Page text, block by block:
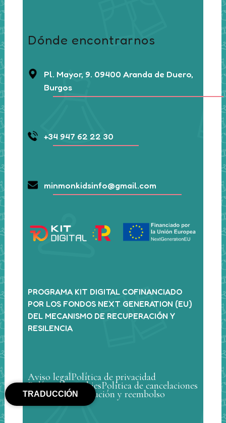
Dónde encontrarnos
Pl. Mayor, 9. 09400 Aranda de Duero,
Burgos
+34 947 62 22 30
minmonkidsinfo@gmail.com
PROGRAMA KIT DIGITAL COFINANCIADO
POR LOS FONDOS NEXT GENERATION (EU)
DEL MECANISMO DE RECUPERACIÓN Y
RESILENCIA
Aviso legalPolítica de privacidad
Política de cookiesPolítica de cancelaciones
Política de devolución y reembolso
TRADUCCIÓN